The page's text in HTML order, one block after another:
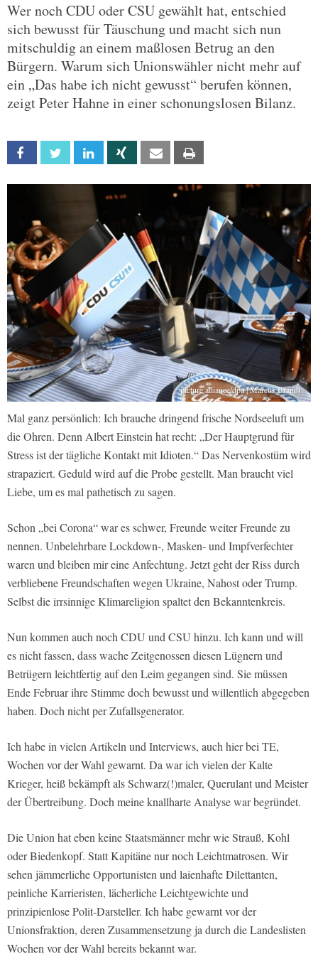
Wer noch CDU oder CSU gewählt hat, entschied
sich bewusst für Täuschung und macht sich nun
mitschuldig an einem maßlosen Betrug an den
Bürgern. Warum sich Unionswähler nicht mehr auf
ein „Das habe ich nicht gewusst“ berufen können,
zeigt Peter Hahne in einer schonungslosen Bilanz.
Facebook Twitter Linkedin Xing Email
picture alliance/dpa | Marcus Brandt
Mal ganz persönlich: Ich brauche dringend frische Nordseeluft um
die Ohren. Denn Albert Einstein hat recht: „Der Hauptgrund für
Stress ist der tägliche Kontakt mit Idioten.“ Das Nervenkostüm wird
strapaziert. Geduld wird auf die Probe gestellt. Man braucht viel
Liebe, um es mal pathetisch zu sagen.
Schon „bei Corona“ war es schwer, Freunde weiter Freunde zu
nennen. Unbelehrbare Lockdown-, Masken- und Impfverfechter
waren und bleiben mir eine Anfechtung. Jetzt geht der Riss durch
verbliebene Freundschaften wegen Ukraine, Nahost oder Trump.
Selbst die irrsinnige Klimareligion spaltet den Bekanntenkreis.
Nun kommen auch noch CDU und CSU hinzu. Ich kann und will
es nicht fassen, dass wache Zeitgenossen diesen Lügnern und
Betrügern leichtfertig auf den Leim gegangen sind. Sie müssen
Ende Februar ihre Stimme doch bewusst und willentlich abgegeben
haben. Doch nicht per Zufallsgenerator.
Ich habe in vielen Artikeln und Interviews, auch hier bei TE,
Wochen vor der Wahl gewarnt. Da war ich vielen der Kalte
Krieger, heiß bekämpft als Schwarz(!)maler, Querulant und Meister
der Übertreibung. Doch meine knallharte Analyse war begründet.
Die Union hat eben keine Staatsmänner mehr wie Strauß, Kohl
oder Biedenkopf. Statt Kapitäne nur noch Leichtmatrosen. Wir
sehen jämmerliche Opportunisten und laienhafte Dilettanten,
peinliche Karrieristen, lächerliche Leichtgewichte und
prinzipienlose Polit-Darsteller. Ich habe gewarnt vor der
Unionsfraktion, deren Zusammensetzung ja durch die Landeslisten
Wochen vor der Wahl bereits bekannt war.